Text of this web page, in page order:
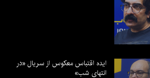
ایده اقتباس معکوس از سریال «در
انتهای شب»